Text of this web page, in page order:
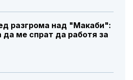
разгрома над "Макаби":
да ме спрат да работя за